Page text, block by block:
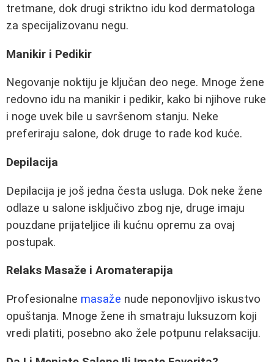
tretmane, dok drugi striktno idu kod dermatologa
za specijalizovanu negu.
Manikir i Pedikir
Negovanje noktiju je ključan deo nege. Mnoge žene
redovno idu na manikir i pedikir, kako bi njihove ruke
i noge uvek bile u savršenom stanju. Neke
preferiraju salone, dok druge to rade kod kuće.
Depilacija
Depilacija je još jedna česta usluga. Dok neke žene
odlaze u salone isključivo zbog nje, druge imaju
pouzdane prijateljice ili kućnu opremu za ovaj
postupak.
Relaks Masaže i Aromaterapija
Profesionalne masaže nude neponovljivo iskustvo
opuštanja. Mnoge žene ih smatraju luksuzom koji
vredi platiti, posebno ako žele potpunu relaksaciju.